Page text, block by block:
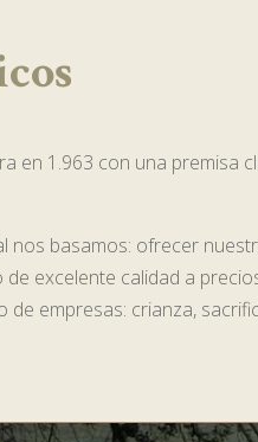
en 1.963 con una premisa
nos basamos: ofrecer
excelente calidad a
empresas: crianza,